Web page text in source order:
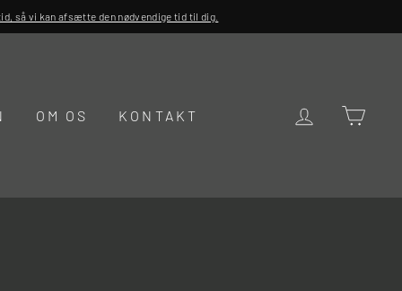
så vi kan afsætte den nødvendige tid til dig.
OM OS KONTAKT LOG IND